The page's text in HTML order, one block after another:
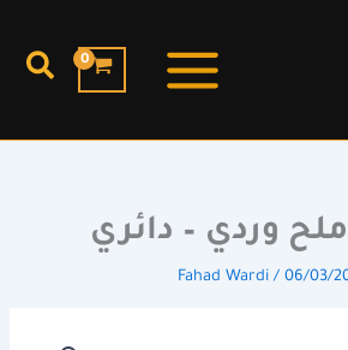
وردي – دائري
Fahad Wardi/06/03/